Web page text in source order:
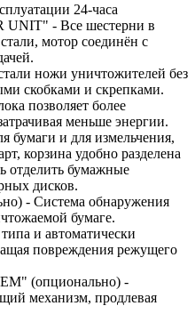
24-часа
- Все шестерни в
мотор соединён с
ножи уничтожителей без
скобками и скрепками.
позволяет более
меньше энергии.
бумаги и для измельчения,
корзина удобно разделена
отделить бумажные
дисков.
- Система обнаружения
бумаге.
и автоматически
повреждения режущего
(опционально) -
механизм, продлевая